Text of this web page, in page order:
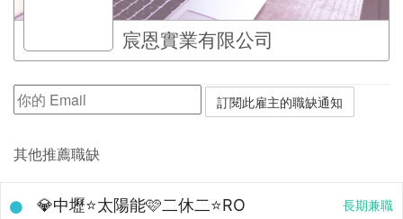
宸恩實業有限公司
其他推薦職缺
長期兼職
💎中壢⭐太陽能🩷二休二⭐RO